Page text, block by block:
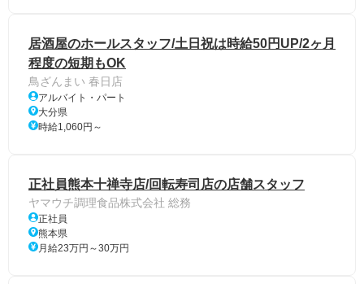
居酒屋のホールスタッフ/土日祝は時給50円UP/2ヶ月
程度の短期もOK
鳥ざんまい 春日店
アルバイト・パート
大分県
時給1,060円～
正社員熊本十禅寺店/回転寿司店の店舗スタッフ
ヤマウチ調理食品株式会社 総務
正社員
熊本県
月給23万円～30万円